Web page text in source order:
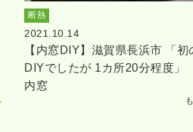
断熱
2021.10.14
【内窓DIY】滋賀県長浜市 「初
DIYでしたが 1カ所20分程度
内窓